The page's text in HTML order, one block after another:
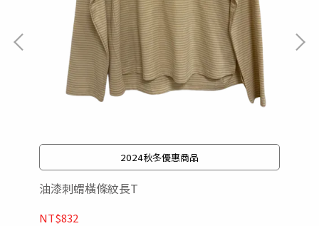
2024秋冬優惠商品
油漆刺蝟橫條紋長T
NT$832